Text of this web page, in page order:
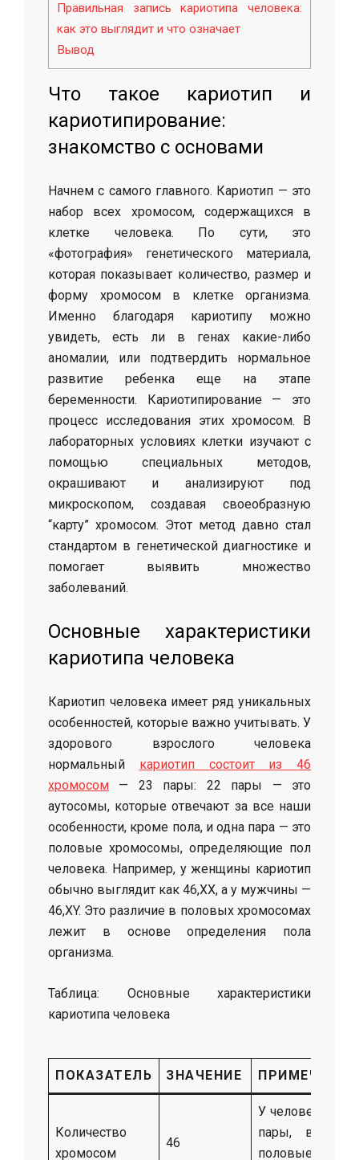
Правильная запись кариотипа человека:
как это выглядит и что означает
Вывод
Что такое кариотип и
кариотипирование:
знакомство с основами
Начнем с самого главного. Кариотип — это
набор всех хромосом, содержащихся в
клетке человека. По сути, это
«фотография» генетического материала,
которая показывает количество, размер и
форму хромосом в клетке организма.
Именно благодаря кариотипу можно
увидеть, есть ли в генах какие-либо
аномалии, или подтвердить нормальное
развитие ребенка еще на этапе
беременности. Кариотипирование — это
процесс исследования этих хромосом. В
лабораторных условиях клетки изучают с
помощью специальных методов,
окрашивают и анализируют под
микроскопом, создавая своеобразную
“карту” хромосом. Этот метод давно стал
стандартом в генетической диагностике и
помогает выявить множество
заболеваний.
Основные характеристики
кариотипа человека
Кариотип человека имеет ряд уникальных
особенностей, которые важно учитывать. У
здорового взрослого человека
нормальный кариотип состоит из 46
хромосом — 23 пары: 22 пары — это
аутосомы, которые отвечают за все наши
особенности, кроме пола, и одна пара — это
половые хромосомы, определяющие пол
человека. Например, у женщины кариотип
обычно выглядит как 46,XX, а у мужчины —
46,XY. Это различие в половых хромосомах
лежит в основе определения пола
организма.
Таблица: Основные характеристики
кариотипа человека
ПОКАЗАТЕЛЬ ЗНАЧЕНИЕ ПРИМЕЧАНИЯ
Количество
хромосом
46
У человека — 23
пары, включая
половые